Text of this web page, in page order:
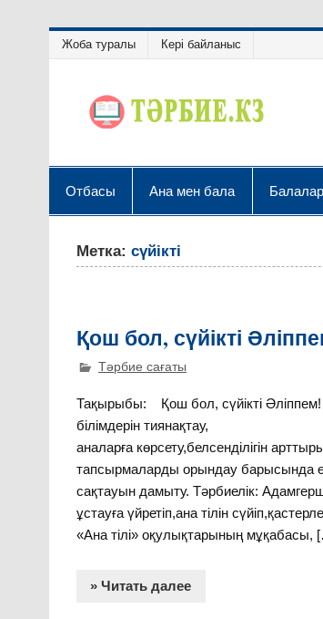
Жоба туралы Кері байланыс
Отбасы Ана мен бала Балалар
Метка:сүйікті
Қош бол, сүйікті
Тәрбие сағаты
Тақырыбы: Қош бол, сүйікті
білімдерін
аналарға көрсету,белсенділігін
тапсырмаларды орындау барысында
сақтауын дамыту. Тәрбиелік:
ұстауға үйретіп,ана тілін
«Ана тілі» оқулықтарының мұқабасы,
» Читать далее